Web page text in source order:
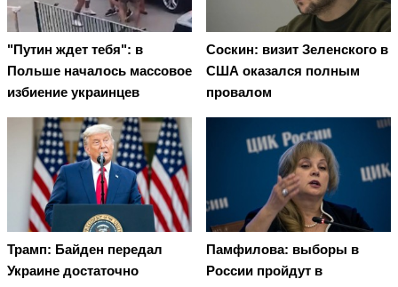
"Путин ждет тебя": в
Польше началось массовое
избиение украинцев
Соскин: визит Зеленского в
США оказался полным
провалом
Трамп: Байден передал
Украине достаточно
Памфилова: выборы в
России пройдут в